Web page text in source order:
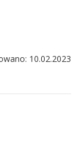
10.02.2023